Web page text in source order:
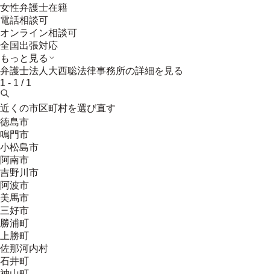
女性弁護士在籍
電話相談可
オンライン相談可
全国出張対応
もっと見る
弁護士法人大西聡法律事務所の詳細を見る
1 - 1 / 1
近くの市区町村を選び直す
徳島市
鳴門市
小松島市
阿南市
吉野川市
阿波市
美馬市
三好市
勝浦町
上勝町
佐那河内村
石井町